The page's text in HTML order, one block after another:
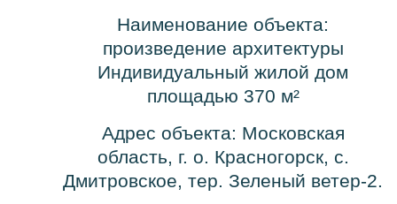
Наименование объекта:
произведение архитектуры
Индивидуальный жилой дом
площадью 370 м²
Адрес объекта: Московская
область, г. о. Красногорск, с.
Дмитровское, тер. Зеленый ветер-2.